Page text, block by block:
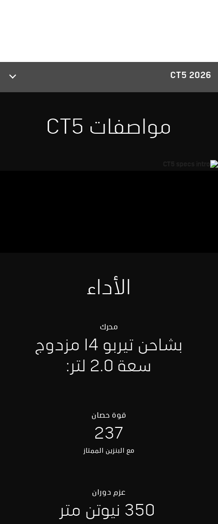
2026 CT5
مواصفات CT5
الأداء
محرك
بشاحن تيربو I4 مزدوج
سعة 2.0 لتر:
قوة حصان
237
مع البنزين الممتاز
عزم دوران